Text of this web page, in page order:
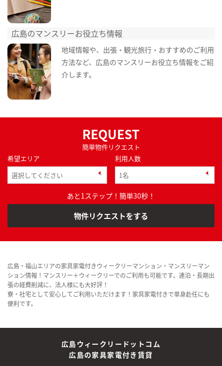
広島のマンスリーお役立ち情報
地域情報や、出張・観光旅行・おすすめのご利用
方法など、広島のマンスリーお役立ち情報をご紹
介します。
REQUEST
簡単物件リクエスト
希望エリア
利用人数
あと1ステップ！簡単30秒！
物件リクエストをする
広島・福山エリアの家具家電付きウィークリーマンション・マンスリーマン
ション情報！マンスリー＋ウィークリーでのご利用も可能です。連泊・長期出
張の経費削減に、法人様にも大好評！
寮・社宅として安心してご利用いただけます！家具家電付きで単身赴任にも
便利です。
広島ウィークリードットコム
広島の家具家電付き賃貸